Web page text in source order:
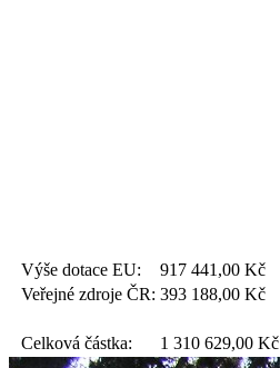
Výše dotace EU: 917 441,00 Kč
Veřejné zdroje ČR: 393 188,00 Kč
Celková částka: 1 310 629,00 Kč